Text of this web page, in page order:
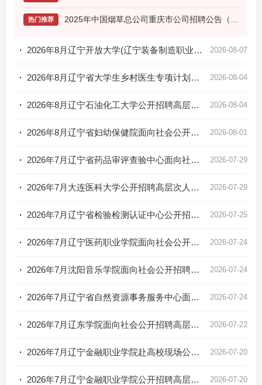
热门推荐
· 2026年8月辽宁开放大学(辽宁装备制造职业技术学院)面向社会公开招聘高层次人才公告 2026-08-07
· 2026年8月辽宁省大学生乡村医生专项计划公开招聘公告 2026-08-04
· 2026年8月辽宁石油化工大学公开招聘高层次和急需紧缺人才公告 2026-08-04
· 2026年8月辽宁省妇幼保健院面向社会公开招聘编外合同制工作人员公告 2026-08-01
· 2026年7月辽宁省药品审评查验中心面向社会公开招聘工作人员公告 2026-07-29
· 2026年7月大连医科大学公开招聘高层次人才公告 2026-07-29
· 2026年7月辽宁省检验检测认证中心公开招聘高层次和急需紧缺人才公告 2026-07-25
· 2026年7月辽宁医药职业学院面向社会公开招聘工作人员公告 2026-07-24
· 2026年7月沈阳音乐学院面向社会公开招聘高层次人才公告 2026-07-24
· 2026年7月辽宁省自然资源事务服务中心面向社会公开招聘高层次和急需紧缺人才公告 2026-07-24
· 2026年7月辽东学院面向社会公开招聘高层次和急需紧缺工作人员公告(第二批) 2026-07-22
· 2026年7月辽宁金融职业学院赴高校现场公开招聘工作人员公告 2026-07-20
· 2026年7月辽宁金融职业学院公开招聘高层次和急需紧缺人才公告 2026-07-20